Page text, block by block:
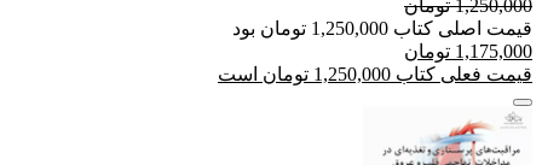
1,250,000 تومان
قیمت اصلی کتاب 1,250,000 تومان بود
1,175,000 تومان
قیمت فعلی کتاب 1,250,000 تومان است